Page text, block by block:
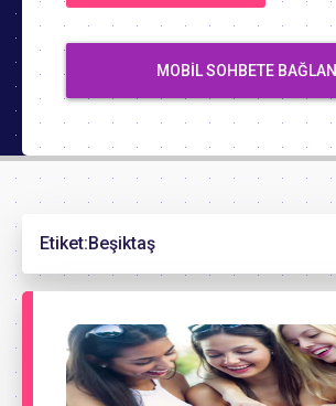
MOBIL SOHBETE BAĞLAN
Etiket:Beşiktaş